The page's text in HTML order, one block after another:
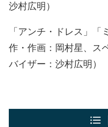
沙村広明）
「アンチ・ドレス」
作・作画：岡村星、ス
バイザー：沙村広明）